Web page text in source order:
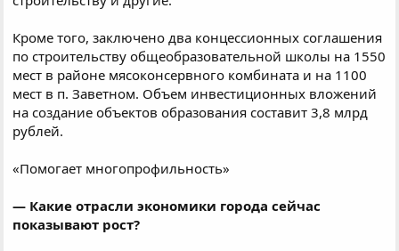
Кроме того, заключено два концессионных соглашения
по строительству общеобразовательной школы на 1550
мест в районе мясоконсервного комбината и на 1100
мест в п. Заветном. Объем инвестиционных вложений
на создание объектов образования составит 3,8 млрд
рублей.
«Помогает многопрофильность»
— Какие отрасли экономики города сейчас
показывают рост?